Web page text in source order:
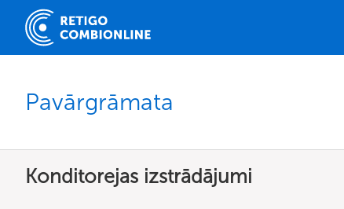
Pavārgrāmata
Konditorejas izstrādājumi